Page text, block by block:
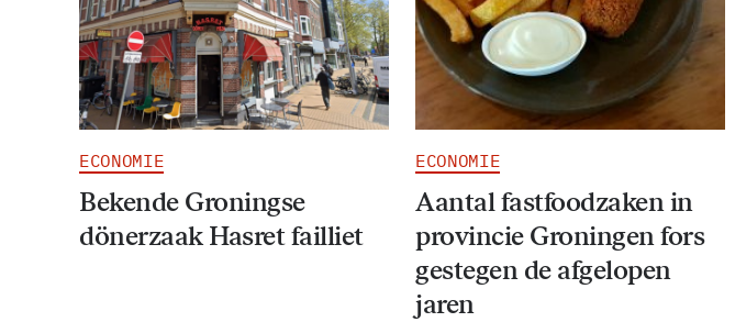
ECONOMIE
Bekende Groningse
dönerzaak Hasret failliet
ECONOMIE
Aantal fastfoodzaken in
provincie Groningen fors
gestegen de afgelopen
jaren